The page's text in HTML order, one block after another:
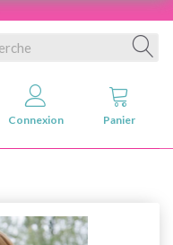
Connexion Panier